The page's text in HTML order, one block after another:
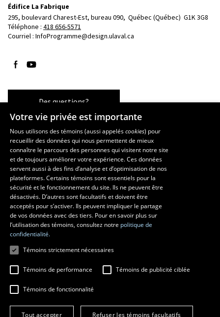
Édifice La Fabrique
295, boulevard Charest-Est, bureau 090, Québec (Québec)  G1K 3G8
Téléphone : 418 656-5571
Courriel : InfoProgramme@design.ulaval.ca
Suivez-nous sur Facebook
Suivez-nous sur YouTube
Des questions?
Les écoles et la recherche
École d’architecture
École d’art
École supérieure d’aménagement du territoire et de développement
régional
Centre de recherche en aménagement et développement
© 2026 Université Laval
Tous droits réservés
Votre vie privée est importante
Nous utilisons des témoins (aussi appeléscookies) pour
recueillir des données qui nous permettent de mieux
connaître le parcours des personnes qui visitent notre site
et de toujours améliorer votre expérience. Ces données
servent aussi à des fins d’analyse et d’optimisation de nos
plateformes. Certains témoins sont essentiels pour la
sécurité et le fonctionnement du site. Ils ne peuvent être
désactivés. D’autres sont facultatifs et doivent être
acceptés pour s’activer. Ils peuvent impliquer le partage
de vos données avec des tiers. Pour en savoir plus sur
l’utilisation des témoins, consultez notre politique de
confidentialité.
Témoins strictement nécessaires
Témoins de performance Témoins de publicité ciblée
Témoins de fonctionnalité
Tout accepter Refuser les témoins facultatifs